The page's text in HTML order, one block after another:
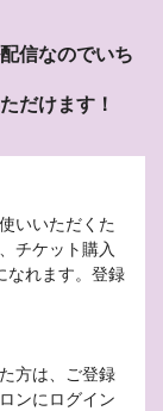
信なのでいち
だけます！
いいただくた
チケット購入
なれます。登録
方は、ご登録
ンにログイン